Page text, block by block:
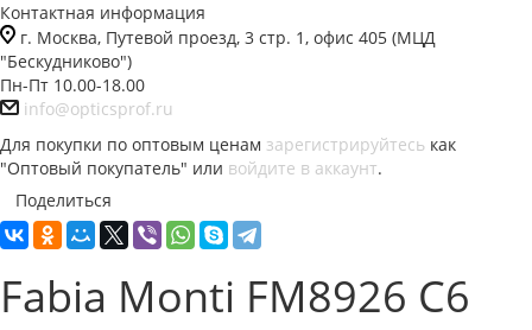
Контактная информация
г. Москва, Путевой проезд, 3 стр. 1, офис 405 (МЦД
"Бескудниково")
Пн-Пт 10.00-18.00
info@opticsprof.ru
Для покупки по оптовым ценам зарегистрируйтесь как
"Оптовый покупатель" или войдите в аккаунт.
Поделиться
Fabia Monti FM8926 C6